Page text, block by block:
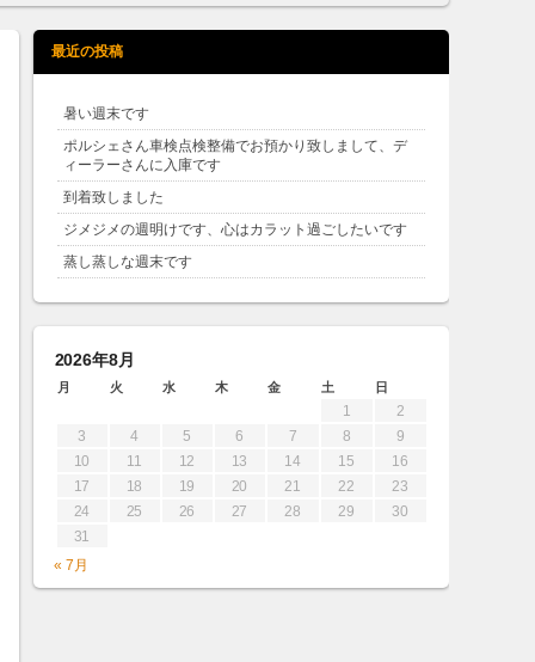
最近の投稿
暑い週末です
ポルシェさん車検点検整備でお預かり致しまして、デ
ィーラーさんに入庫です
到着致しました
ジメジメの週明けです、心はカラット過ごしたいです
蒸し蒸しな週末です
2026年8月
月 火 水 木 金 土 日
1
2
3
4 5 6 7 8
9
10
11 12 13 14 15
16
17
18 19 20 21 22
23
24
25 26 27 28 29
30
31
« 7月